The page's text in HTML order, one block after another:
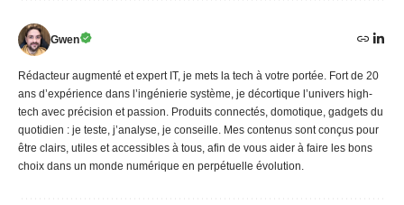
Gwen
Rédacteur augmenté et expert IT, je mets la tech à votre portée. Fort de 20
ans d’expérience dans l’ingénierie système, je décortique l’univers high-
tech avec précision et passion. Produits connectés, domotique, gadgets du
quotidien : je teste, j’analyse, je conseille. Mes contenus sont conçus pour
être clairs, utiles et accessibles à tous, afin de vous aider à faire les bons
choix dans un monde numérique en perpétuelle évolution.